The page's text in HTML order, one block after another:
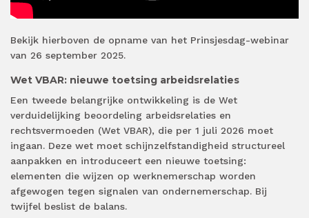
Bekijk hierboven de opname van het Prinsjesdag-webinar
van 26 september 2025.
Wet VBAR: nieuwe toetsing arbeidsrelaties
Een tweede belangrijke ontwikkeling is de Wet
verduidelijking beoordeling arbeidsrelaties en
rechtsvermoeden (Wet VBAR), die per 1 juli 2026 moet
ingaan. Deze wet moet schijnzelfstandigheid structureel
aanpakken en introduceert een nieuwe toetsing:
elementen die wijzen op werknemerschap worden
afgewogen tegen signalen van ondernemerschap. Bij
twijfel beslist de balans.